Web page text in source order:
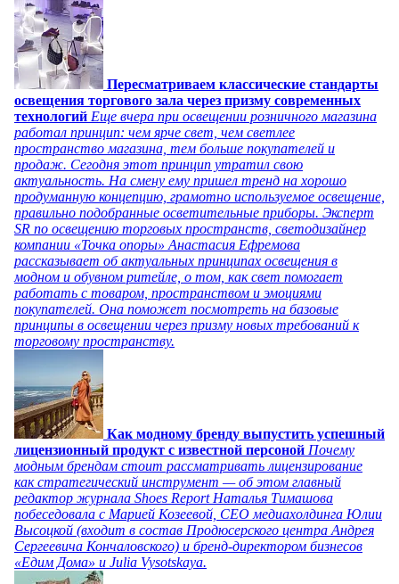
Пересматриваем классические стандарты
освещения торгового зала через призму современных
технологий Еще вчера при освещении розничного магазина
работал принцип: чем ярче свет, чем светлее
пространство магазина, тем больше покупателей и
продаж. Сегодня этот принцип утратил свою
актуальность. На смену ему пришел тренд на хорошо
продуманную концепцию, грамотно используемое освещение,
правильно подобранные осветительные приборы. Эксперт
SR по освещению торговых пространств, светодизайнер
компании «Точка опоры» Анастасия Ефремова
рассказывает об актуальных принципах освещения в
модном и обувном ритейле, о том, как свет помогает
работать с товаром, пространством и эмоциями
покупателей. Она поможет посмотреть на базовые
принципы в освещении через призму новых требований к
торговому пространству.
Как модному бренду выпустить успешный
лицензионный продукт с известной персоной Почему
модным брендам стоит рассматривать лицензирование
как стратегический инструмент — об этом главный
редактор журнала Shoes Report Наталья Тимашова
побеседовала с Марией Козеевой, СЕО медиахолдинга Юлии
Высоцкой (входит в состав Продюсерского центра Андрея
Сергеевича Кончаловского) и бренд-директором бизнесов
«Едим Дома» и Julia Vysotskaya.